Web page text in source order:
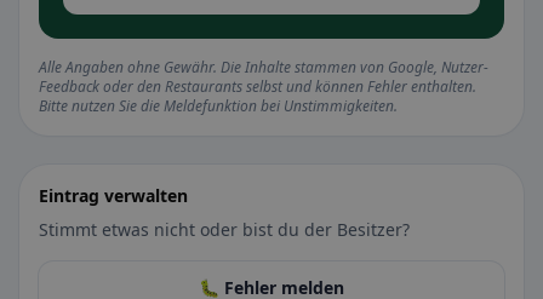
Alle Angaben ohne Gewähr. Die Inhalte stammen von Google, Nutzer-
Feedback oder den Restaurants selbst und können Fehler enthalten.
Bitte nutzen Sie die Meldefunktion bei Unstimmigkeiten.
Eintrag verwalten
Stimmt etwas nicht oder bist du der Besitzer?
🐛 Fehler melden